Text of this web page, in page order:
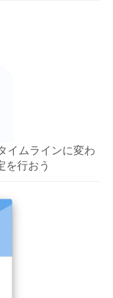
イムラインに変わ
を行おう